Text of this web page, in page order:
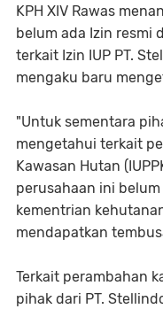
KPH XIV Rawas
belum ada Izin resmi
terkait Izin IUP PT.
mengaku baru
"Untuk sementara
mengetahui terkait
Kawasan Hutan
perusahaan ini belum
kementrian
mendapatkan
Terkait perambahan
pihak dari PT.